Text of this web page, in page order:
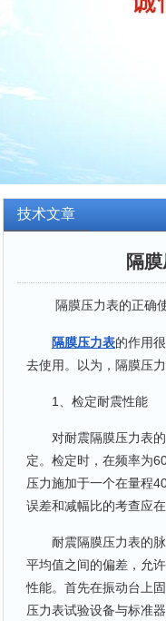
技术文章
隔
隔膜压力表的正确使
隔膜压力表的作用
去使用。以为，隔膜压
1、检定耐震性能
对耐震隔膜压力表的
定。检定时，在频率为
压力施加于一个在量程
误差和减幅比的考查应
耐震隔膜压力表的脉
平均值之间的偏差，允
性能。首先在振动台上
压力表试验设备与标准